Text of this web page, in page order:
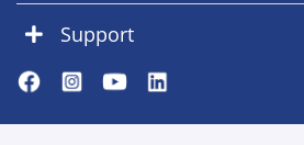
Support